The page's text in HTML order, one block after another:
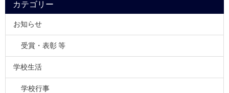
カテゴリー
お知らせ
受賞・表彰 等
学校生活
学校行事